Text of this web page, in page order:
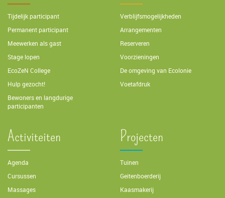
Tijdelijk participant
Permanent participant
Meewerken als gast
Stage lopen
EcoZeN College
Hulp gezocht!
Bewoners en langdurige
participanten
Verblijfsmogelijkheden
Arrangementen
Reserveren
Voorzieningen
De omgeving van Ecolonie
Voetafdruk
Activiteiten
Agenda
Cursussen
Massages
Projecten
Tuinen
Geitenboerderij
Kaasmakerij